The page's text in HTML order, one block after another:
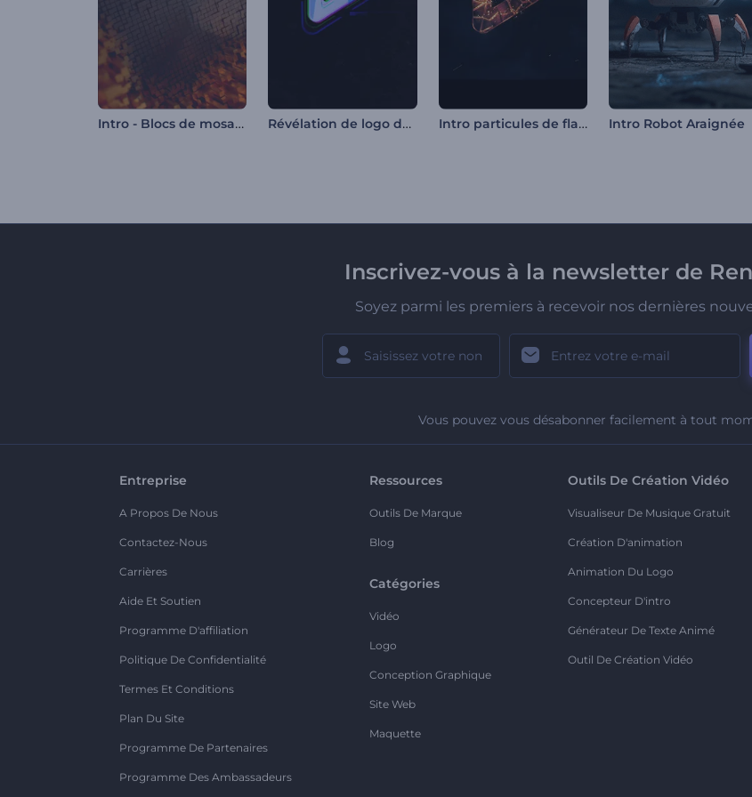
Intro - Blocs de mosaïque Révélation de logo dark glitch Intro particules de flamme brillantes Intro Robot Araignée
Inscrivez-vous à la newsletter de
Soyez parmi les premiers à recevoir nos dernières
Vous pouvez vous désabonner facilement à tout
Entreprise
A Propos De Nous
Contactez-Nous
Carrières
Aide Et Soutien
Programme D'affiliation
Politique De Confidentialité
Termes Et Conditions
Plan Du Site
Programme De Partenaires
Programme Des Ambassadeurs
Ressources
Outils De Marque
Blog
Catégories
Vidéo
Logo
Conception Graphique
Site Web
Maquette
Outils De Création Vidéo
Visualiseur De Musique Gratuit
Création D'animation
Animation Du Logo
Concepteur D'intro
Générateur De Texte Animé
Outil De Création Vidéo